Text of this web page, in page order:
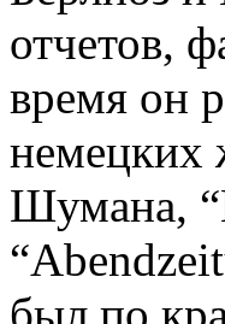
отчетов,
время он
немецких
Шумана,
был по